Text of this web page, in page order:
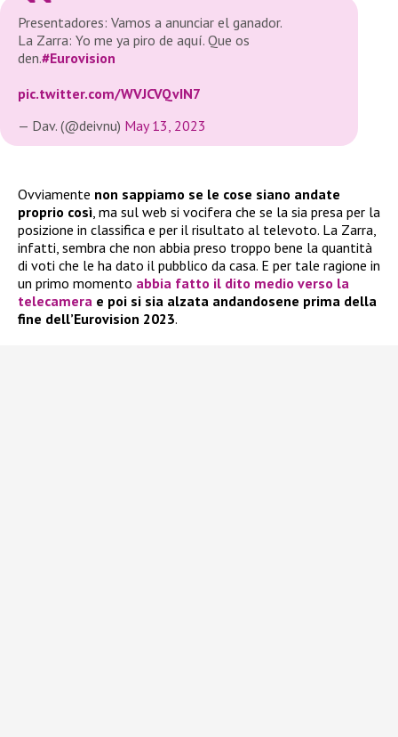
Presentadores: Vamos a anunciar el ganador.
La Zarra: Yo me ya piro de aquí. Que os
den.#Eurovision
pic.twitter.com/WVJCVQvIN7
— Dav. (@deivnu) May 13, 2023
Ovviamente non sappiamo se le cose siano andate
proprio così, ma sul web si vocifera che se la sia presa per la
posizione in classifica e per il risultato al televoto. La Zarra,
infatti, sembra che non abbia preso troppo bene la quantità
di voti che le ha dato il pubblico da casa. E per tale ragione in
un primo momento abbia fatto il dito medio verso la
telecamera e poi si sia alzata andandosene prima della
fine dell’Eurovision 2023.